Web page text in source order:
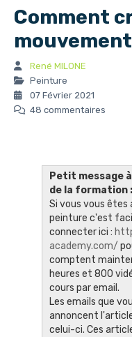
Comment
René MILONE
Peinture
07 Février 2021
48 commentaires
Petit message
de la formation :
Si vous vous êtes
peinture c'est
connecter ici :
academy.com/
comptent
heures et 800
cours par email.
Les emails que
annoncent
celui-ci. Ces